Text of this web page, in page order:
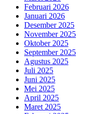
Februari 2026
Januari 2026
Desember 2025
November 2025
Oktober 2025
September 2025
Agustus 2025
Juli 2025
Juni 2025
Mei 2025
April 2025
Maret 2025